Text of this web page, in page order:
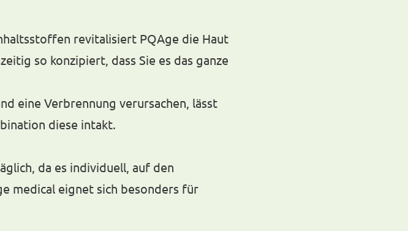
revitalisiert PQAge die Haut
so konzipiert, dass Sie es das ganze
eine Verbrennung verursachen, lässt
diese intakt.
da es individuell, auf den
medical eignet sich besonders für